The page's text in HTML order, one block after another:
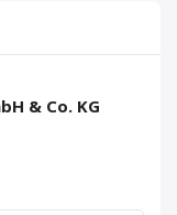
& Co. KG